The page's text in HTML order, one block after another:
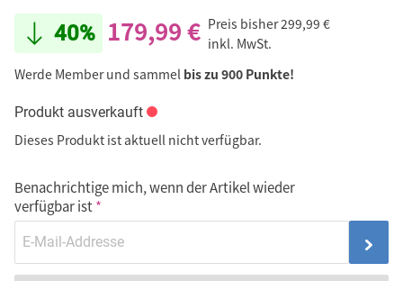
40% 179,99 € Preis bisher299,99 €
inkl. MwSt.
Werde Member und sammel bis zu 900 Punkte!
Produkt ausverkauft
Dieses Produkt ist aktuell nicht verfügbar.
Benachrichtige mich, wenn der Artikel wieder
verfügbar ist